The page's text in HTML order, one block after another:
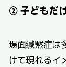
② 子どもだ
場面緘黙症は
けて現れるイ